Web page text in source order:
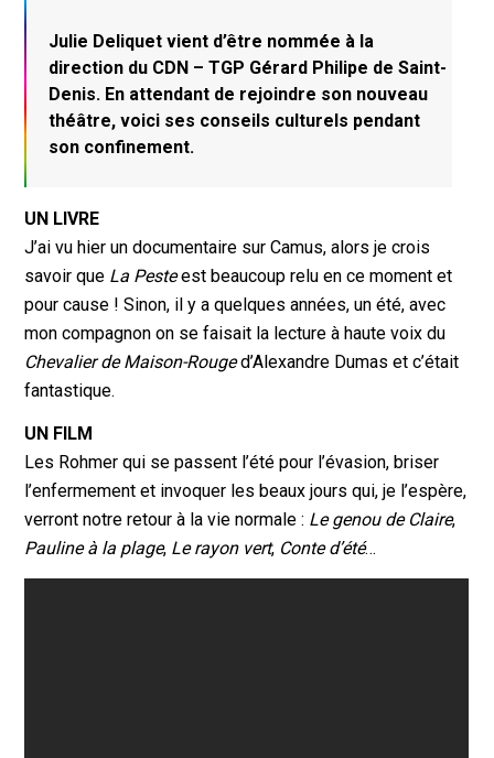
Julie Deliquet vient d’être nommée à la
direction du CDN – TGP Gérard Philipe de Saint-
Denis. En attendant de rejoindre son nouveau
théâtre, voici ses conseils culturels pendant
son confinement.
UN LIVRE
J’ai vu hier un documentaire sur Camus, alors je crois
savoir que La Pesteest beaucoup relu en ce moment et
pour cause ! Sinon, il y a quelques années, un été, avec
mon compagnon on se faisait la lecture à haute voix du
Chevalier de Maison-Rouged’Alexandre Dumas et c’était
fantastique.
UN FILM
Les Rohmer qui se passent l’été pour l’évasion, briser
l’enfermement et invoquer les beaux jours qui, je l’espère,
verront notre retour à la vie normale : Le genou de Claire,
Pauline à la plage, Le rayon vert, Conte d’été…